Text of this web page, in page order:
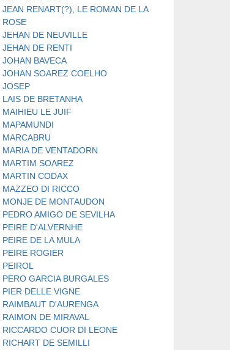
JEAN RENART(?), LE ROMAN DE LA
ROSE
JEHAN DE NEUVILLE
JEHAN DE RENTI
JOHAN BAVECA
JOHAN SOAREZ COELHO
JOSEP
LAIS DE BRETANHA
MAIHIEU LE JUIF
MAPAMUNDI
MARCABRU
MARIA DE VENTADORN
MARTIM SOAREZ
MARTIN CODAX
MAZZEO DI RICCO
MONJE DE MONTAUDON
PEDRO AMIGO DE SEVILHA
PEIRE D'ALVERNHE
PEIRE DE LA MULA
PEIRE ROGIER
PEIROL
PERO GARCIA BURGALES
PIER DELLE VIGNE
RAIMBAUT D'AURENGA
RAIMON DE MIRAVAL
RICCARDO CUOR DI LEONE
RICHART DE SEMILLI